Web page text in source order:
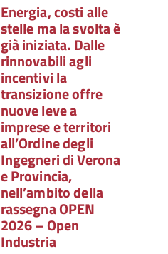
Energia, costi alle
stelle ma la svolta è
già iniziata. Dalle
rinnovabili agli
incentivi la
transizione offre
nuove leve a
imprese e territori
all’Ordine degli
Ingegneri di Verona
e Provincia,
nell’ambito della
rassegna OPEN
2026 – Open
Industria